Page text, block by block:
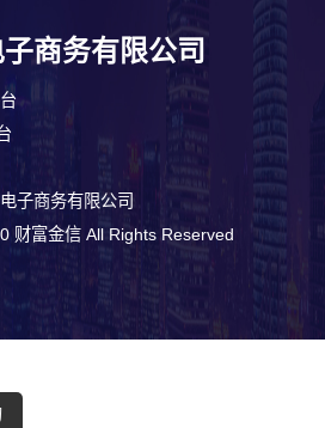
商务有限公司
子商务有限公司
财富金信 All Rights Reserved